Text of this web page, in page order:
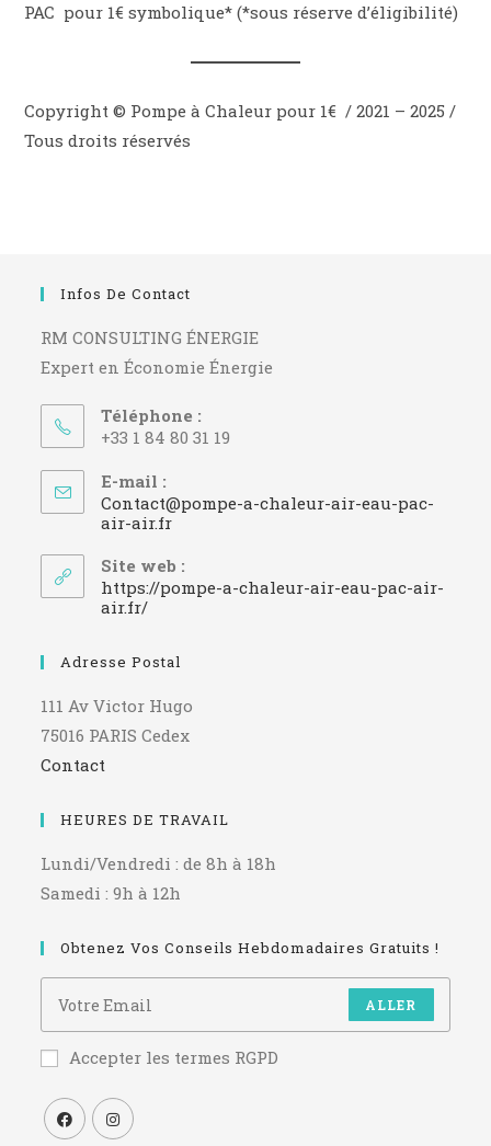
PAC pour 1€ symbolique* (*sous réserve d’éligibilité)
Copyright © Pompe à Chaleur pour 1€ / 2021 – 2025 /
Tous droits réservés
Infos De Contact
RM CONSULTING ÉNERGIE
Expert en Économie Énergie
Téléphone :
+33 1 84 80 31 19
E-mail :
Contact@pompe-a-chaleur-air-eau-pac-
air-air.frS’ouvre
votre
application
Site web :
https://pompe-a-chaleur-air-eau-pac-air-
air.fr/
Adresse Postal
111 Av Victor Hugo
75016 PARIS Cedex
Contact
HEURES DE TRAVAIL
Lundi/Vendredi : de 8h à 18h
Samedi : 9h à 12h
Obtenez Vos Conseils Hebdomadaires Gratuits !
ALLER
Accepter les termes RGPD